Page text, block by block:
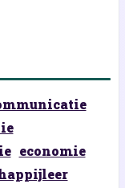
economie